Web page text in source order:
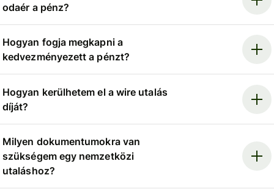
odaér a pénz?
Hogyan fogja megkapni a
kedvezményezett a pénzt?
Hogyan kerülhetem el a wire utalás
díját?
Milyen dokumentumokra van
szükségem egy nemzetközi
utaláshoz?